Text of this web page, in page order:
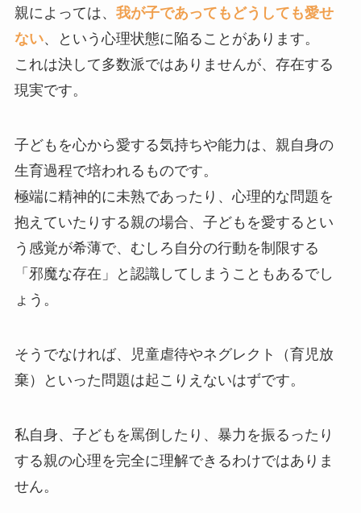
親によっては、 我が子であってもどうしても愛せ
ない、という心理状態に陥ることがあります。
これは決して多数派ではありませんが、存在する
現実です。
子どもを心から愛する気持ちや能力は、親自身の
生育過程で培われるものです。
極端に精神的に未熟であったり、心理的な問題を
抱えていたりする親の場合、子どもを愛するとい
う感覚が希薄で、むしろ自分の行動を制限する
「邪魔な存在」と認識してしまうこともあるでし
ょう。
そうでなければ、児童虐待やネグレクト（育児放
棄）といった問題は起こりえないはずです。
私自身、子どもを罵倒したり、暴力を振るったり
する親の心理を完全に理解できるわけではありま
せん。